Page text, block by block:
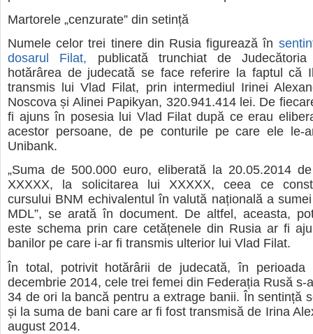
Martorele „cenzurate” din setință
Numele celor trei tinere din Rusia figurează în
dosarul Filat, publicată trunchiat de
hotărârea de judecată se face referire la faptul că
transmis lui Vlad Filat, prin intermediul Irinei
Noscova și Alinei Papikyan, 320.941.414 lei. De
fi ajuns în posesia lui Vlad Filat după ce erau
acestor persoane, de pe conturile pe care ele le-
Unibank.
„Suma de 500.000 euro, eliberată la 20.05.2014
XXXXX, la solicitarea lui XXXXX, ceea ce
cursului BNM echivalentul în valută națională a
MDL”, se arată în document. De altfel, aceasta,
este schema prin care cetățenele din Rusia ar fi
banilor pe care i-ar fi transmis ulterior lui Vlad Filat.
În total, potrivit hotărârii de judecată, în
decembrie 2014, cele trei femei din Federația Rusă s-
34 de ori la bancă pentru a extrage banii. În sentință
și la suma de bani care ar fi fost transmisă de Irina
august 2014.